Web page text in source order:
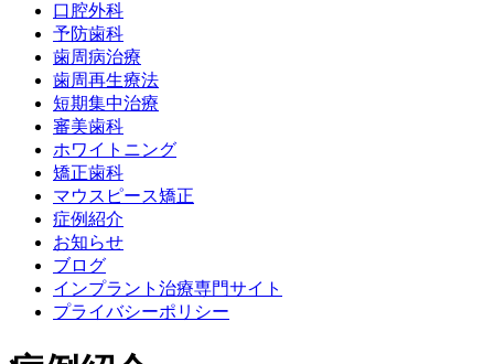
口腔外科
予防歯科
歯周病治療
歯周再生療法
短期集中治療
審美歯科
ホワイトニング
矯正歯科
マウスピース矯正
症例紹介
お知らせ
ブログ
インプラント治療専門サイト
プライバシーポリシー